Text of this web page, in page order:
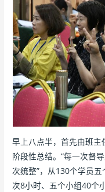
早上八点半，首先由班主
阶段性总结。“每一次督
次统整”，从130个学员
次8小时、五个小组40个